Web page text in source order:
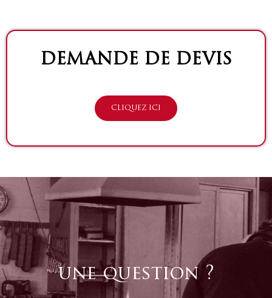
DEMANDE DE DEVIS
CLIQUEZ ICI
une question ?